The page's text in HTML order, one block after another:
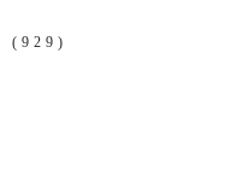
(929)